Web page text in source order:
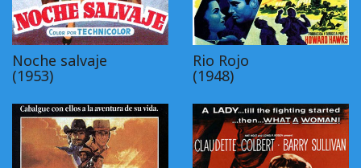
Noche salvaje
(1953)
Rio Rojo
(1948)